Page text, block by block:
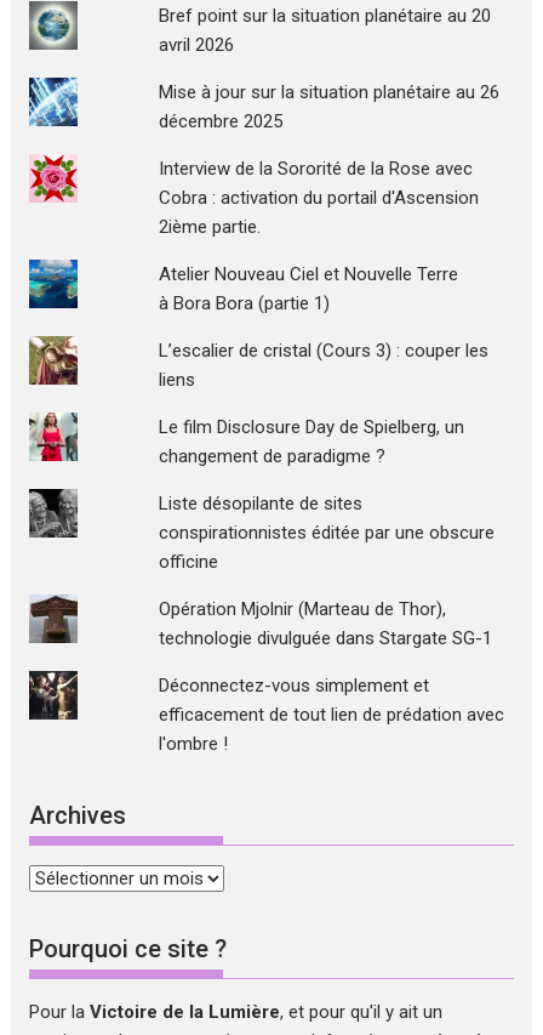
Bref point sur la situation planétaire au 20
avril 2026
Mise à jour sur la situation planétaire au 26
décembre 2025
Interview de la Sororité de la Rose avec
Cobra : activation du portail d'Ascension
2ième partie.
Atelier Nouveau Ciel et Nouvelle Terre
à Bora Bora (partie 1)
L’escalier de cristal (Cours 3) : couper les
liens
Le film Disclosure Day de Spielberg, un
changement de paradigme ?
Liste désopilante de sites
conspirationnistes éditée par une obscure
officine
Opération Mjolnir (Marteau de Thor),
technologie divulguée dans Stargate SG-1
Déconnectez-vous simplement et
efficacement de tout lien de prédation avec
l'ombre !
Archives
Archives
Pourquoi ce site ?
Pour laVictoire de la Lumière, et pour qu'il y ait un